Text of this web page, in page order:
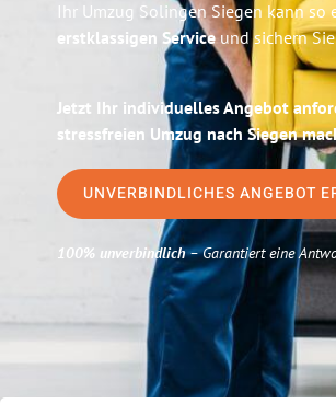
Ihr Umzug Solingen Siegen kann so
erstklassigen Serviceund sichern
Jetzt Ihr individuelles Angebot
stressfreien Umzug nach Siegen
UNVERBINDLICHES ANGEBOT
100% unverbindlich– Garantiert eine